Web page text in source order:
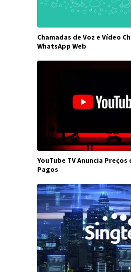
Chamadas de Voz e Vídeo
WhatsApp Web
YouTube TV Anuncia Preços
Pagos